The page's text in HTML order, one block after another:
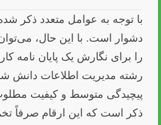
با توجه به عوامل متعدد ذکر
دشوار است. با این حال،
را برای نگارش یک پایان نامه
رشته مدیریت اطلاعات دانش
پیچیدگی متوسط و کیفیت
ذکر است که این ارقام صرفاً